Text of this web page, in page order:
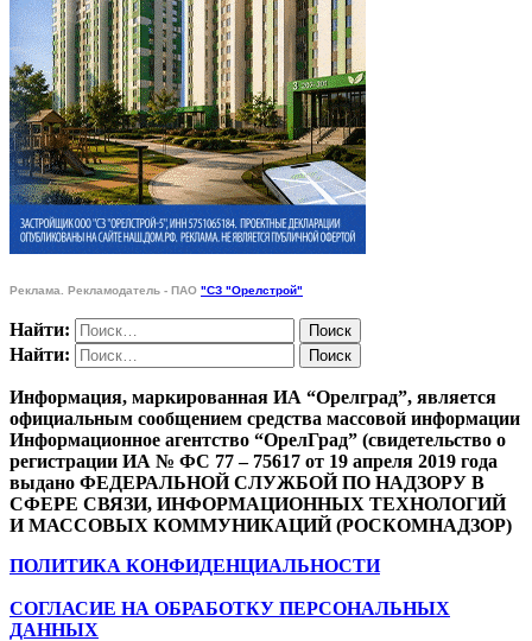
Реклама. Рекламодатель - ПАО "СЗ "Орелстрой"
Найти:
Найти:
Информация, маркированная ИА “Орелград”, является
официальным сообщением средства массовой информации
Информационное агентство “ОрелГрад” (свидетельство о
регистрации ИА № ФС 77 – 75617 от 19 апреля 2019 года
выдано ФЕДЕРАЛЬНОЙ СЛУЖБОЙ ПО НАДЗОРУ В
СФЕРЕ СВЯЗИ, ИНФОРМАЦИОННЫХ ТЕХНОЛОГИЙ
И МАССОВЫХ КОММУНИКАЦИЙ (РОСКОМНАДЗОР)
ПОЛИТИКА КОНФИДЕНЦИАЛЬНОСТИ
СОГЛАСИЕ НА ОБРАБОТКУ ПЕРСОНАЛЬНЫХ
ДАННЫХ